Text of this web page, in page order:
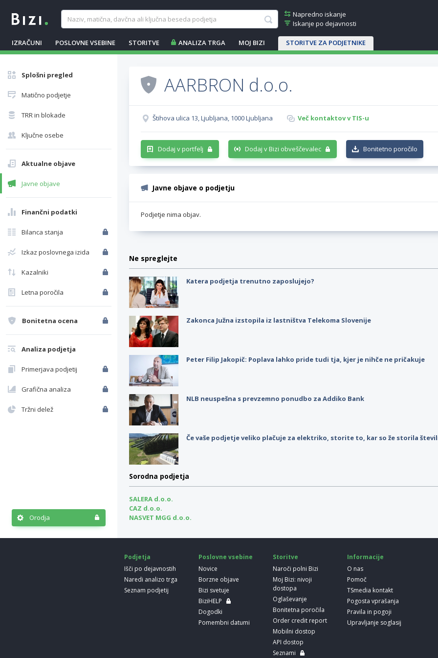
Napredno iskanje
Iskanje po dejavnosti
IZRAČUNI POSLOVNE VSEBINE STORITVE ANALIZA TRGA MOJ BIZI STORITVE ZA PODJETNIKE
Splošni pregled
Matično podjetje
TRR in blokade
Ključne osebe
Aktualne objave
Javne objave
Finančni podatki
Bilanca stanja
Izkaz poslovnega izida
Kazalniki
Letna poročila
Bonitetna ocena
Analiza podjetja
Primerjava podjetij
Grafična analiza
Tržni delež
Orodja
AARBRON d.o.o.
Štihova ulica 13, Ljubljana, 1000 Ljubljana Več kontaktov v TIS-u
Dodaj v portfelj Dodaj v Bizi obveščevalec Bonitetno poročilo
Javne objave o podjetju
Podjetje nima objav.
Ne spreglejte
Katera podjetja trenutno zaposlujejo?
Zakonca Južna izstopila iz lastništva Telekoma Slovenije
Peter Filip Jakopič: Poplava lahko pride tudi tja, kjer je nihče ne pričakuje
NLB neuspešna s prevzemno ponudbo za Addiko Bank
Če vaše podjetje veliko plačuje za elektriko, storite to, kar so že storila
Sorodna podjetja
SALERA d.o.o.
CAZ d.o.o.
NASVET MGG d.o.o.
Podjetja
Išči po dejavnostih
Naredi analizo trga
Seznam podjetij
Poslovne vsebine
Novice
Borzne objave
Bizi svetuje
BiziHELP
Dogodki
Pomembni datumi
Storitve
Naroči polni Bizi
Moj Bizi: nivoji
dostopa
Oglaševanje
Bonitetna poročila
Order credit report
Mobilni dostop
API dostop
Seznami
Informacije
O nas
Pomoč
TSmedia kontakt
Pogosta vprašanja
Pravila in pogoji
Upravljanje soglasij